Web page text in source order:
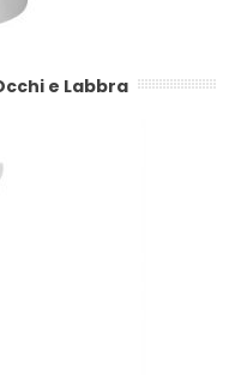
e Labbra